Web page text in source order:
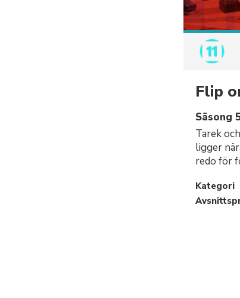
Flip
Säsong
Tarek
ligger
redo för
Kategori